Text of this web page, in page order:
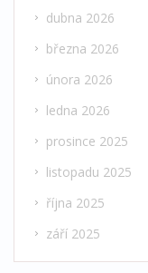
dubna 2026
března 2026
února 2026
ledna 2026
prosince 2025
listopadu 2025
října 2025
září 2025